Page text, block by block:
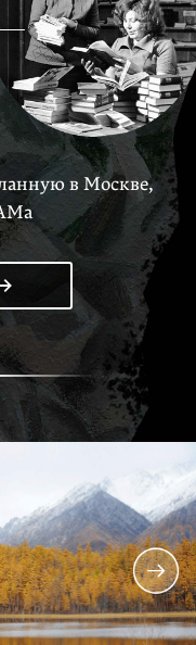
в Москве,